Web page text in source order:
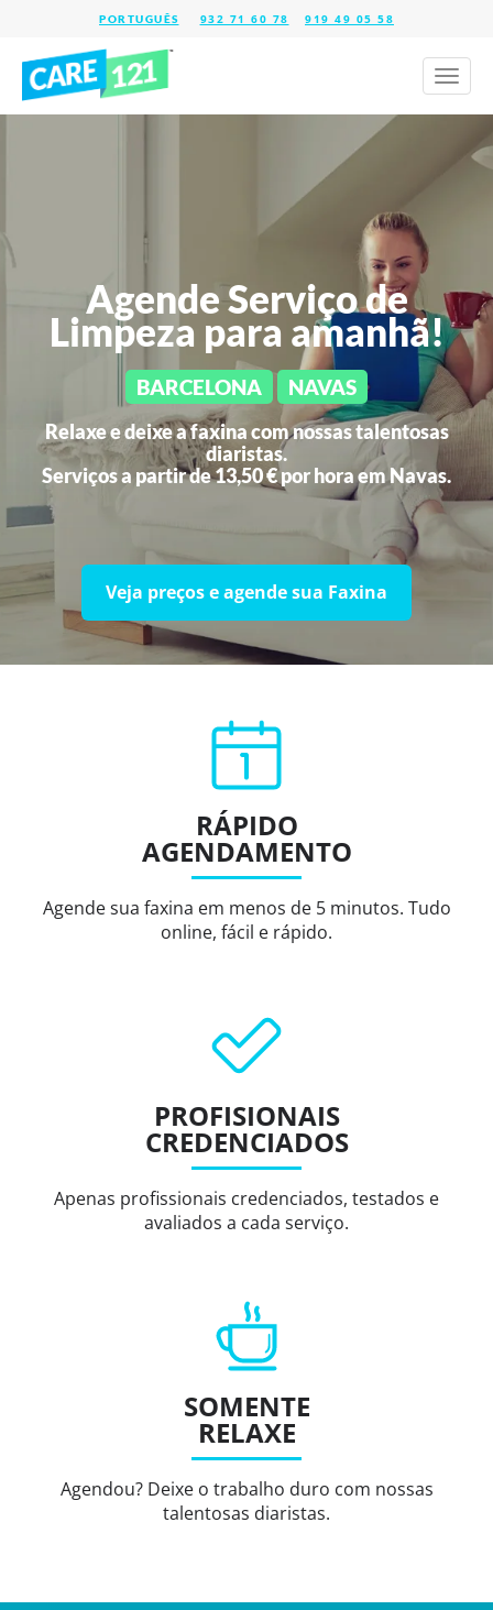
932 71 60 78 919 49 05 58
Toggle
Agende Serviço de
Limpeza para amanhã!
BARCELONA NAVAS
Relaxe e deixe a faxina com nossas talentosas
diaristas.
Serviços a partir de 13,50 € por hora emNavas.
Veja preços e agende sua Faxina
RÁPIDO
AGENDAMENTO
Agende sua faxina em menos de 5 minutos. Tudo
online, fácil e rápido.
PROFISIONAIS
CREDENCIADOS
Apenas profissionais credenciados, testados e
avaliados a cada serviço.
SOMENTE
RELAXE
Agendou? Deixe o trabalho duro com nossas
talentosas diaristas.